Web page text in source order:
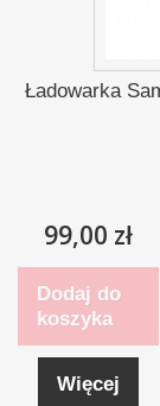
Ładowarka
99,00 zł
Dodaj do
koszyka
Więcej